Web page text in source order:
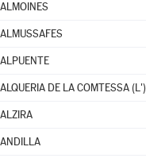
ALMOINES
ALMUSSAFES
ALPUENTE
ALQUERIA DE LA COMTESSA (L')
ALZIRA
ANDILLA